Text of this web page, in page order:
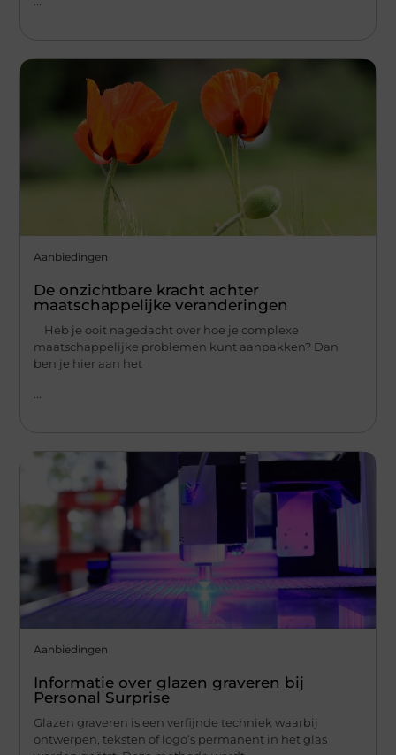
Aanbiedingen
De onzichtbare kracht achter
maatschappelijke veranderingen
Heb je ooit nagedacht over hoe je complexe
maatschappelijke problemen kunt aanpakken? Dan
ben je hier aan het
Aanbiedingen
Informatie over glazen graveren bij
Personal Surprise
Glazen graveren is een verfijnde techniek waarbij
ontwerpen, teksten of logo’s permanent in het glas